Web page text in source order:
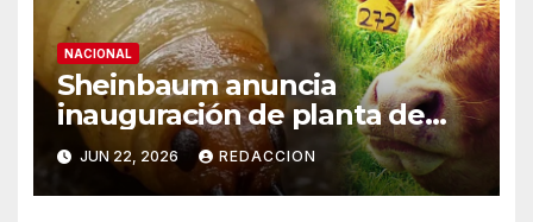
NACIONAL
Sheinbaum anuncia
inauguración de planta de
mosca para combatir gusano
barrenador el viernes;
ganaderos “le dieron la
JUN 22, 2026 REDACCION